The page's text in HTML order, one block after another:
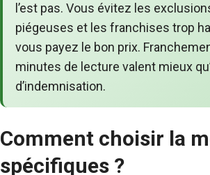
l’est pas. Vous évitez les
piégeuses et les franchises trop
vous payez le bon prix.
minutes de lecture valent mieux
d’indemnisation.
Comment choisir la
spécifiques ?